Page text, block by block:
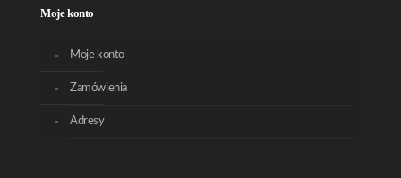
Moje konto
Moje konto
Zamówienia
Adresy